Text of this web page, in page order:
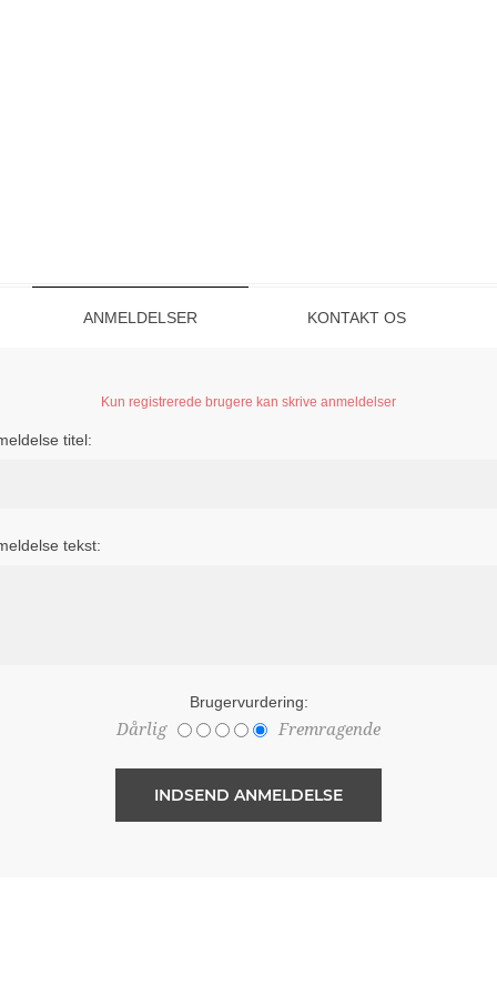
ANMELDELSER KONTAKT OS
Kun registrerede brugere kan skrive anmeldelser
titel:
tekst:
Brugervurdering:
Dårlig Fremragende